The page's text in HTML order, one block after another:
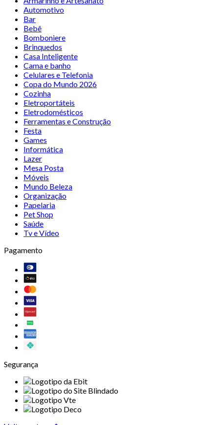
Automotivo
Bar
Bebê
Bomboniere
Brinquedos
Casa Inteligente
Cama e banho
Celulares e Telefonia
Copa do Mundo 2026
Cozinha
Eletroportáteis
Eletrodomésticos
Ferramentas e Construção
Festa
Games
Informática
Lazer
Mesa Posta
Móveis
Mundo Beleza
Organização
Papelaria
Pet Shop
Saúde
Tv e Vídeo
Pagamento
Segurança